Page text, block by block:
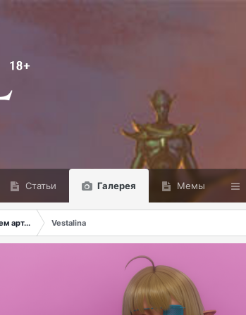
Статьи Галерея Мемы
арт...
Vestalina